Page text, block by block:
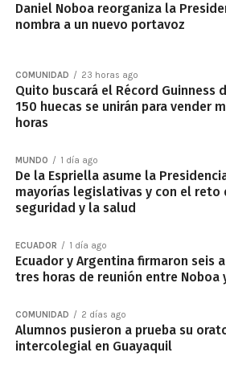
Daniel Noboa reorganiza la
nombra a un nuevo portavoz
COMUNIDAD 23 horas ago
Quito buscará el Récord Guinness
150 huecas se unirán para vender
horas
MUNDO 1 día ago
De la Espriella asume la
mayorías legislativas y con el reto
seguridad y la salud
ECUADOR 1 día ago
Ecuador y Argentina firmaron seis
tres horas de reunión entre Noboa
COMUNIDAD 2 días ago
Alumnos pusieron a prueba su
intercolegial en Guayaquil